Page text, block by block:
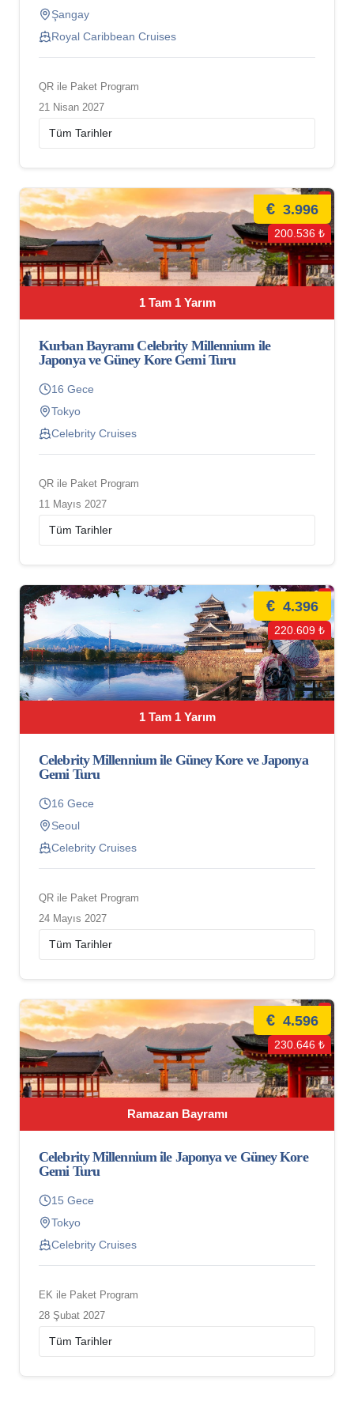
Şangay
Royal Caribbean Cruises
QR ile Paket Program
21 Nisan 2027
1 Tam 1 Yarım
€ 3.996
200.536 ₺
Kurban Bayramı Celebrity Millennium ile
Japonya ve Güney Kore Gemi Turu
16 Gece
Tokyo
Celebrity Cruises
QR ile Paket Program
11 Mayıs 2027
1 Tam 1 Yarım
€ 4.396
220.609 ₺
Celebrity Millennium ile Güney Kore ve Japonya
Gemi Turu
16 Gece
Seoul
Celebrity Cruises
QR ile Paket Program
24 Mayıs 2027
Ramazan Bayramı
€ 4.596
230.646 ₺
Celebrity Millennium ile Japonya ve Güney Kore
Gemi Turu
15 Gece
Tokyo
Celebrity Cruises
EK ile Paket Program
28 Şubat 2027